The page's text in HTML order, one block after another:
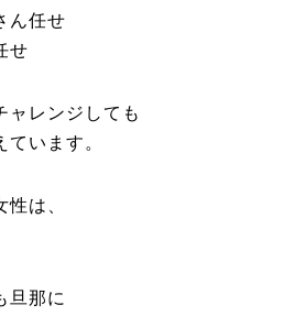
ん任せ
せ
ャレンジしても
います。
は、
旦那に